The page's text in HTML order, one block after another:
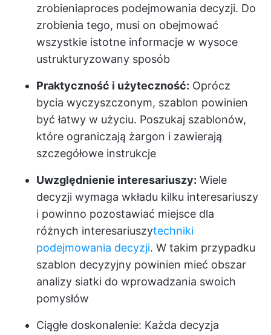
zrobieniaproces podejmowania decyzji. Do
zrobienia tego, musi on obejmować
wszystkie istotne informacje w wysoce
ustrukturyzowany sposób
Praktyczność i użyteczność: Oprócz
bycia wyczyszczonym, szablon powinien
być łatwy w użyciu. Poszukaj szablonów,
które ograniczają żargon i zawierają
szczegółowe instrukcje
Uwzględnienie interesariuszy: Wiele
decyzji wymaga wkładu kilku interesariuszy
i powinno pozostawiać miejsce dla
różnych interesariuszytechniki
podejmowania decyzji. W takim przypadku
szablon decyzyjny powinien mieć obszar
analizy siatki do wprowadzania swoich
pomysłów
Ciągłe doskonalenie: Każda decyzja